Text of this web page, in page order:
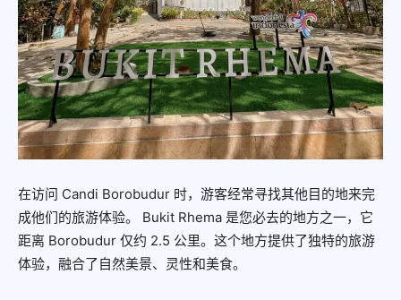
在访问 Candi Borobudur 时，游客经常寻找其他目的地来完
成他们的旅游体验。 Bukit Rhema 是您必去的地方之一，它
距离 Borobudur 仅约 2.5 公里。这个地方提供了独特的旅游
体验，融合了自然美景、灵性和美食。